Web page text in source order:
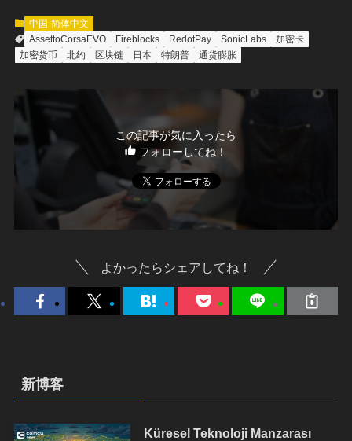
中国-简体中文
AssettoCorsaEVO
Fireblocks RedotPay SonicLabs
加密卡
加密货币
北约 区块链 日本 特朗普 通货膨胀
この記事が気に入ったら
フォローしてね！
よかったらシェアしてね！
新博客
Küresel Teknoloji Manzarası